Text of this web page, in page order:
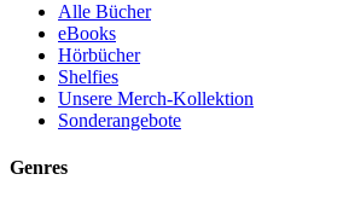
Alle Bücher
eBooks
Hörbücher
Shelfies
Unsere Merch-Kollektion
Sonderangebote
Genres